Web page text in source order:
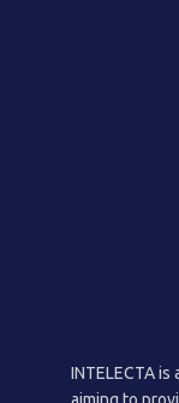
INTELECTA